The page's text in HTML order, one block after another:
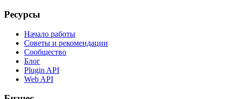
Ресурсы
Начало работы
Советы и рекомендации
Сообщество
Блог
Plugin API
Web API